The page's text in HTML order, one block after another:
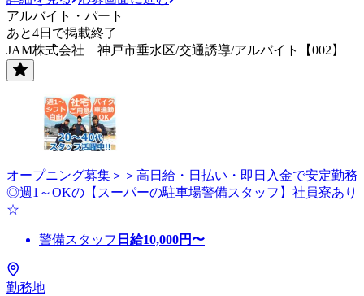
アルバイト・パート
あと4日で掲載終了
JAM株式会社 神戸市垂水区/交通誘導/アルバイト【002】
オープニング募集＞＞高日給・日払い・即日入金で安定勤務
◎週1～OKの【スーパーの駐車場警備スタッフ】社員寮あり
☆
警備スタッフ 日給10,000円〜
勤務地